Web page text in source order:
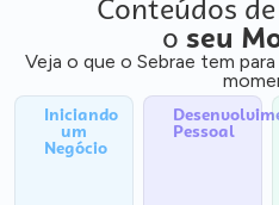
Conteúdos
o seu
Veja o que o Sebrae tem
Iniciando
um
Negócio
Pessoal